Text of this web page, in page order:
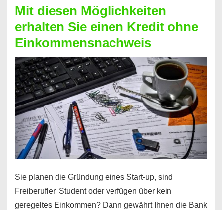
Mit diesen Möglichkeiten
erhalten Sie einen Kredit ohne
Einkommensnachweis
Sie planen die Gründung eines Start-up, sind
Freiberufler, Student oder verfügen über kein
geregeltes Einkommen? Dann gewährt Ihnen die Bank